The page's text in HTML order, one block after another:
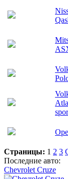
Страницы: 1 2 3
Последние авто:
Chevrolet Cruze